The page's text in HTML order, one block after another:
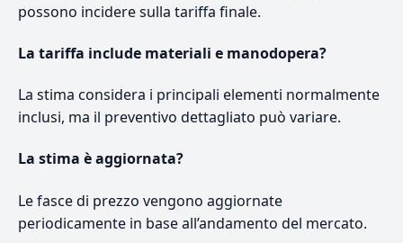
possono incidere sulla tariffa finale.
La tariffa include materiali e manodopera?
La stima considera i principali elementi normalmente
inclusi, ma il preventivo dettagliato può variare.
La stima è aggiornata?
Le fasce di prezzo vengono aggiornate
periodicamente in base all’andamento del mercato.